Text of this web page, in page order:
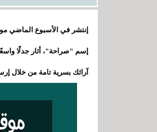
إنتشر في الأسبوع الماضي
إسم "صراحة"، أثار جدلًا
آرائك بسرية تامة من خلال